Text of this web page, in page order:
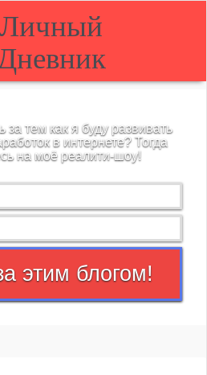
Личный
за тем как я буду развивать
в интернете? Тогда
на моё реалити-шоу!